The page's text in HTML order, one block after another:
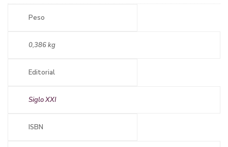
Peso
0,386 kg
Editorial
Siglo XXI
ISBN